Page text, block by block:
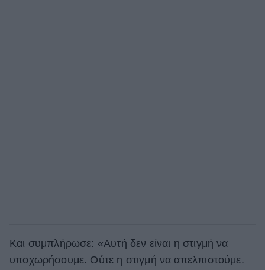
Και συμπλήρωσε: «Αυτή δεν είναι η στιγμή να
υποχωρήσουμε. Ούτε η στιγμή να απελπιστούμε.